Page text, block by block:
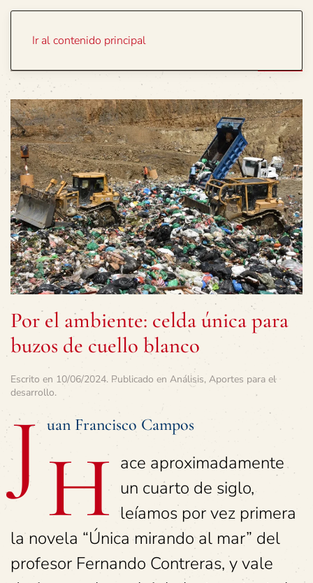
Ir al contenido principal
Por el ambiente: celda única para
buzos de cuello blanco
Escrito en 10/06/2024. Publicado en Análisis, Aportes para el
desarrollo.
J uan Francisco Campos
H ace aproximadamente
un cuarto de siglo,
leíamos por vez primera
la novela “Única mirando al mar” del
profesor Fernando Contreras, y vale